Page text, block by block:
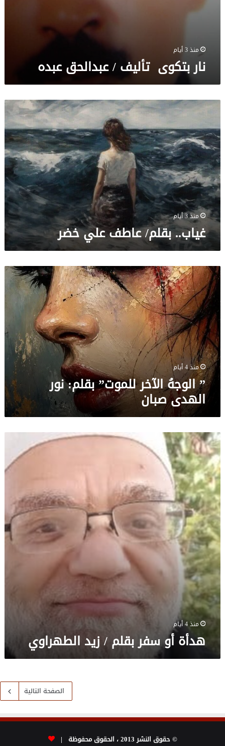
منذ 3 أيام
نار بتكوى تأليف / عبدالحق عبده
غياب..
عاطف
علي
خضر
منذ 3 أيام
غياب.. بقلم/ عاطف علي خضر
”
الوجهُ
الآخر
للموت”
بقلم:
نور
الهدى
صبان
منذ 4 أيام
” الوجهُ الآخر للموت” بقلم: نور
الهدى صبان
هدأة
أو
سفر
بقلم
/
زيد
الطهراوي
منذ 4 أيام
هدأة أو سفر بقلم / زيد الطهراوي
الصفحة التالية
© حقوق النشر 2013 ، الحقوق محفوظة |